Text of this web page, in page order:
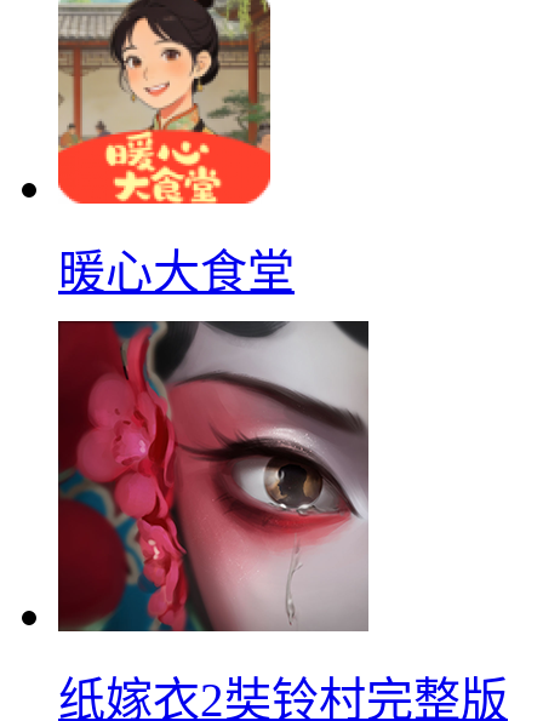
暖心大食堂
纸嫁衣2奘铃村完整版